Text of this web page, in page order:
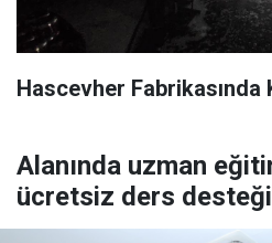
Hascevher Fabrikasında
Alanında uzman
ücretsiz ders desteği